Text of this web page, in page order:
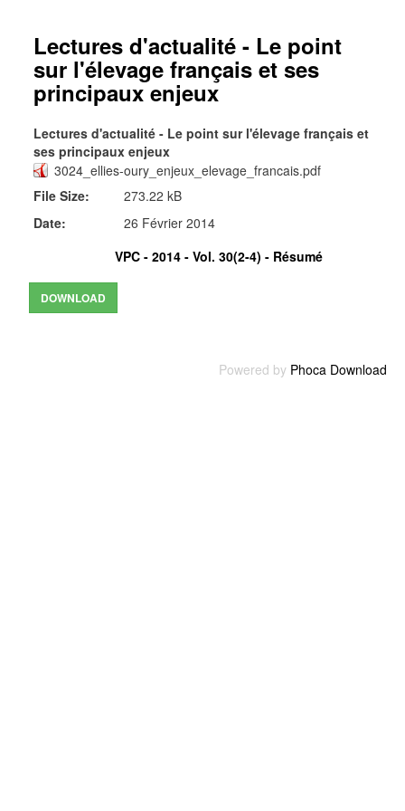
Lectures d'actualité - Le point
sur l'élevage français et ses
principaux enjeux
Lectures d'actualité - Le point sur l'élevage français et
ses principaux enjeux
3024_ellies-oury_enjeux_elevage_francais.pdf
File Size:
273.22 kB
Date:
26 Février 2014
VPC - 2014 - Vol. 30(2-4) - Résumé
Powered by Phoca Download